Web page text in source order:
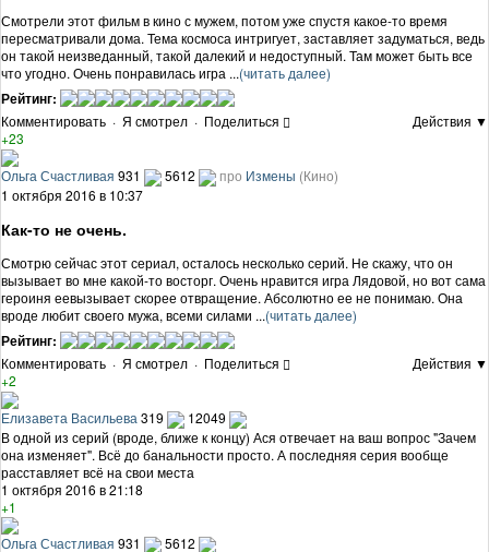
Смотрели этот фильм в кино с мужем, потом уже спустя какое-то время
пересматривали дома. Тема космоса интригует, заставляет задуматься, ведь
он такой неизведанный, такой далекий и недоступный. Там может быть все
что угодно. Очень понравилась игра ...(читать далее)
Рейтинг:
Комментировать · Я смотрел · Поделиться
Действия ▼
+23
Ольга Счастливая 931 5612 про Измены (Кино)
1 октября 2016 в 10:37
Как-то не очень.
Смотрю сейчас этот сериал, осталось несколько серий. Не скажу, что он
вызывает во мне какой-то восторг. Очень нравится игра Лядовой, но вот сама
героиня еевызывает скорее отвращение. Абсолютно ее не понимаю. Она
вроде любит своего мужа, всеми силами ...(читать далее)
Рейтинг:
Комментировать · Я смотрел · Поделиться
Действия ▼
+2
Елизавета Васильева 319
12049
В одной из серий (вроде, ближе к концу) Ася отвечает на ваш вопрос "Зачем
она изменяет". Всё до банальности просто. А последняя серия вообще
расставляет всё на свои места
1 октября 2016 в 21:18
+1
Ольга Счастливая 931 5612